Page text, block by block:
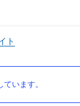
ト
います。